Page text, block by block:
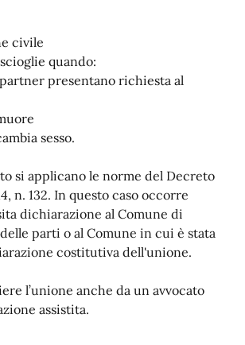
civile
quando:
presentano richiesta al
sesso.
si applicano le norme del Decreto
n. 132. In questo caso occorre
dichiarazione al Comune di
parti o al Comune in cui è stata
costitutiva dell'unione.
l’unione anche da un avvocato
assistita.